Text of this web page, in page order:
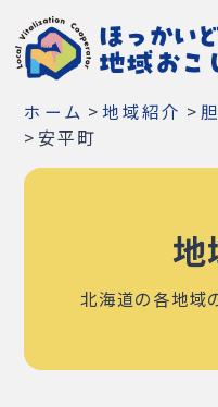
トップページ
地域おこし協力
イベント・研修
ホーム > 地域紹介 >
> 安平町
地
北海道の各地域